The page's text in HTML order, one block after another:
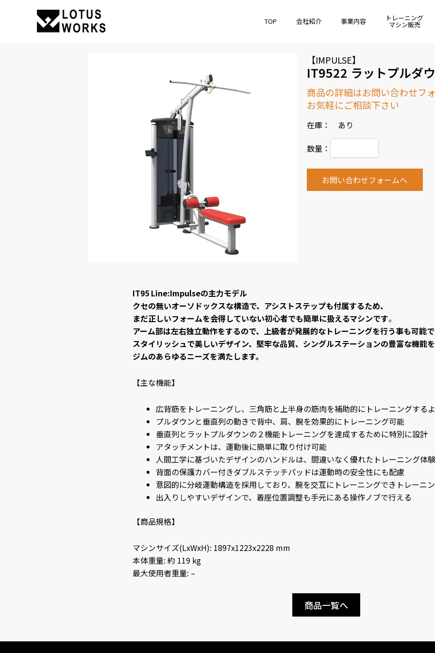
TOP 会社紹介 事業内容 トレーニング
マシン販売
【IMPULSE】
IT9522 ラットプルダ
商品の詳細はお問い合わせフ
お気軽にご相談下さい
在庫： あり
数量：
お問い合わせフォームへ
IT95 Line:Impulseの主力モデル
クセの無いオーソドックスな構造で、アシストステップも付属するため、
まだ正しいフォームを会得していない初心者でも簡単に扱えるマシンです。
アーム部は左右独立動作をするので、上級者が発展的なトレーニングを行う事も可能
スタイリッシュで美しいデザイン、堅牢な品質、シングルステーションの豊富な機能を
ジムのあらゆるニーズを満たします。
【主な機能】
広背筋をトレーニングし、三角筋と上半身の筋肉を補助的にトレーニングする
プルダウンと垂直列の動きで背中、肩、腕を効果的にトレーニング可能
垂直列とラットプルダウンの２機能トレーニングを達成するために特別に設計
アタッチメントは、運動後に簡単に取り付け可能
人間工学に基づいたデザインのハンドルは、間違いなく優れたトレーニング体
背面の保護カバー付きダブルステッチパッドは運動時の安全性にも配慮
意図的に分岐運動構造を採用しており、腕を交互にトレーニングできトレーニ
出入りしやすいデザインで、着座位置調整も手元にある操作ノブで行える
【商品規格】
マシンサイズ(LxWxH): 1897x1223x2228 mm
本体重量: 約 119 kg
最大使用者重量: –
商品一覧へ